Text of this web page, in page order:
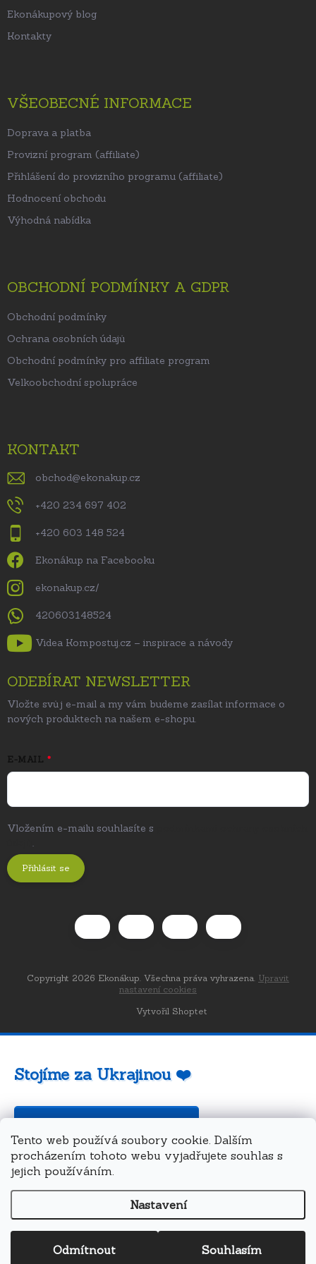
Tento web používá soubory cookie. Dalším
procházením tohoto webu vyjadřujete souhlas s
jejich používáním.
Nastavení
Odmítnout Souhlasím
Ekonákupový blog
Kontakty
VŠEOBECNÉ INFORMACE
Doprava a platba
Provizní program (affiliate)
Přihlášení do provizního programu (affiliate)
Hodnocení obchodu
Výhodná nabídka
OBCHODNÍ PODMÍNKY A GDPR
Obchodní podmínky
Ochrana osobních údajů
Obchodní podmínky pro affiliate program
Velkoobchodní spolupráce
KONTAKT
obchod@ekonakup.cz
+420 234 697 402
+420 603 148 524
Ekonákup na Facebooku
ekonakup.cz/
420603148524
Videa Kompostuj.cz – inspirace a návody
ODEBÍRAT NEWSLETTER
Vložte svůj e-mail a my vám budeme zasílat informace o
nových produktech na našem e-shopu.
E-MAIL
Vložením e-mailu souhlasíte s
.
Přihlásit se
Vytvořil Shoptet
Copyright 2026 Ekonákup. Všechna práva vyhrazena. Upravit
nastavení cookies
Stojíme za Ukrajinou ❤️